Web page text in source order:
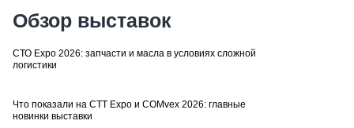
Обзор выставок
СТО Expo 2026: запчасти и масла в условиях сложной
логистики
Что показали на CTT Expo и COMvex 2026: главные
новинки выставки